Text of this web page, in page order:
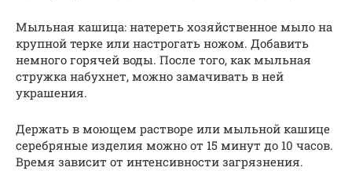
Мыльная кашица: натереть хозяйственное мыло на
крупной терке или настрогать ножом. Добавить
немного горячей воды. После того, как мыльная
стружка набухнет, можно замачивать в ней
украшения.
Держать в моющем растворе или мыльной кашице
серебряные изделия можно от 15 минут до 10 часов.
Время зависит от интенсивности загрязнения.